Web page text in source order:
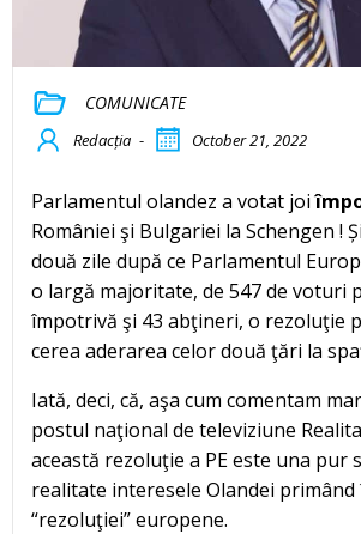
COMUNICATE
Redacția - October 21, 2022
Parlamentul olandez a votat joi
României şi Bulgariei la Schengen !
două zile după ce Parlamentul
o largă majoritate, de 547 de voturi
împotrivă şi 43 abţineri, o rezoluţie
cerea aderarea celor două ţări la
Iată, deci, că, aşa cum comentam
postul naţional de televiziune
această rezoluţie a PE este una pur
realitate interesele Olandei primând
“rezoluţiei” europene.